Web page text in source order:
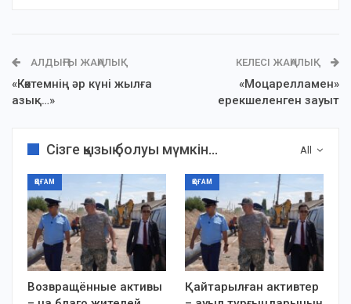
АЛДЫҢҒЫ ЖАҢАЛЫҚ
«Көктемнің әр күні жылға
азық…»
КЕЛЕСІ ЖАҢАЛЫҚ
«Моцарелламен»
ерекшеленген зауыт
All
Сізге қызық болуы мүмкін...
ҚОҒАМ
Возвращённые активы
ҚОҒАМ
Қайтарылған активтер